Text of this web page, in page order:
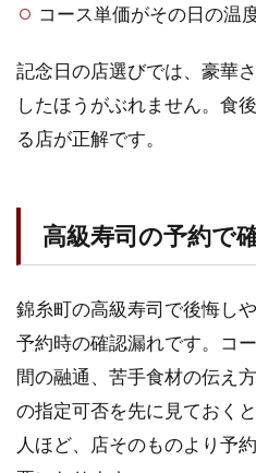
コース単価がその日の温
記念日の店選びでは、豪華
したほうがぶれません。食
る店が正解です。
高級寿司の予約で
錦糸町の高級寿司で後悔し
予約時の確認漏れです。コ
間の融通、苦手食材の伝え
の指定可否を先に見ておく
人ほど、店そのものより予